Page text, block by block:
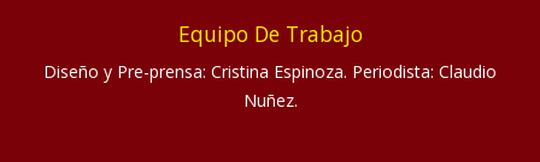
Equipo De Trabajo
Diseño y Pre-prensa: Cristina Espinoza. Periodista: Claudio
Nuñez.